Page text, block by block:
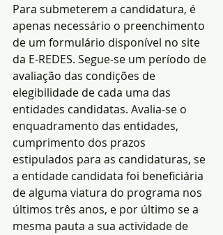
Para submeterem a candidatura, é
apenas necessário o preenchimento
de um formulário disponível no site
da E-REDES. Segue-se um período de
avaliação das condições de
elegibilidade de cada uma das
entidades candidatas. Avalia-se o
enquadramento das entidades,
cumprimento dos prazos
estipulados para as candidaturas, se
a entidade candidata foi beneficiária
de alguma viatura do programa nos
últimos três anos, e por último se a
mesma pauta a sua actividade de